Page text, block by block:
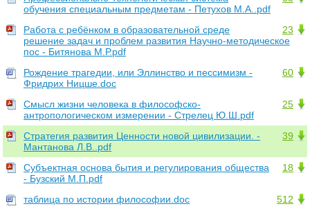
обучения специальным предметам - Петухов М.А..pdf
23
Работа с ребёнком в образовательной среде
решение задач и проблем развития Научно-методическое
пос - Битянова М.Р.pdf
60
Рождение трагедии, или Эллинство и пессимизм -
Фридрих Ницше.doc
25
Смысл жизни человека в философско-
антропологическом измерении - Стрелец Ю.Ш.pdf
39
Стратегия развития Ценности новой цивилизации. -
Мантанова Л.В..pdf
18
Субъектная основа бытия и регулирования общества
- Бузский М.П.pdf
512
таблица по истории философии.doc